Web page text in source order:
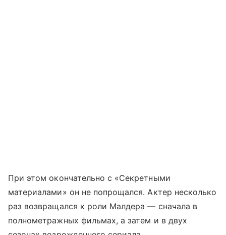
При этом окончательно с «Секретными
материалами» он не попрощался. Актер несколько
раз возвращался к роли Малдера — сначала в
полнометражных фильмах, а затем и в двух